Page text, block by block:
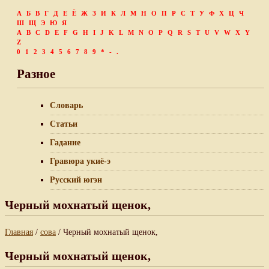
А Б В Г Д Е Ё Ж З И К Л М Н О П Р С Т У Ф Х Ц
Ч
Ш
Щ Э Ю
Я
A
B C D E F G H I J K L M N O P Q R S T U V W X
Y
Z
0
1 2 3 4 5 6 7 8 9 * - .
Разное
Словарь
Статьи
Гадание
Гравюра укиё-э
Русский югэн
Черный мохнатый щенок,
Главная / сова / Черный мохнатый щенок,
Черный мохнатый щенок,